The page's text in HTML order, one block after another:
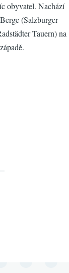
obyvatel. Nachází
(Salzburger
Tauern) na